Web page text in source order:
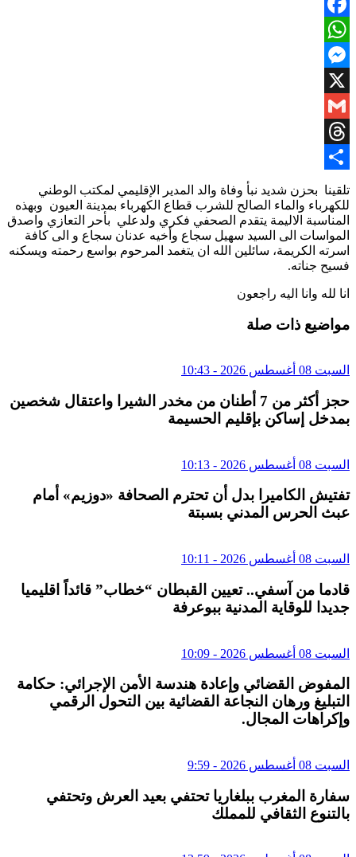
Facebook
WhatsApp
Messenger
X
Gmail
Threads
Share
تلقينا بحزن شديد نبأ وفاة والد المدير الإقليمي لمكتب الوطني
للكهرباء والماء الصالح للشرب قطاع الكهرباء بمدينة العيون وبهذه
المناسبة الاليمة يتقدم الصحفي فكري ولدعلي بأحر التعازي واصدق
المواسات الى السيد سهيل سجاع وأخيه عدنان سجاع و الى كافة
اسرته الكريمة، سائلين الله ان يتغمد المرحوم بواسع رحمته ويسكنه
فسيح جناته.
انا لله وانا اليه راجعون
مواضيع ذات صلة
السبت 08 أغسطس 2026 - 10:43
حجز أكثر من 7 أطنان من مخدر الشيرا واعتقال شخصين
بمدخل إساكن بإقليم الحسيمة
السبت 08 أغسطس 2026 - 10:13
تفتيش الكاميرا بدل أن تحترم الصحافة «دوزيم» أمام
عبث الحرس المدني بسبتة
السبت 08 أغسطس 2026 - 10:11
قادما من آسفي.. تعيين القبطان “خطاب” قائداً اقليميا
جديدا للوقاية المدنية ببوعرفة
السبت 08 أغسطس 2026 - 10:09
المفوض القضائي وإعادة هندسة الأمن الإجرائي: حكامة
التبليغ ورهان النجاعة القضائية بين التحول الرقمي
وإكراهات المجال.
السبت 08 أغسطس 2026 - 9:59
سفارة المغرب ببلغاريا تحتفي بعيد العرش وتحتفي
بالتنوع الثقافي للمملك